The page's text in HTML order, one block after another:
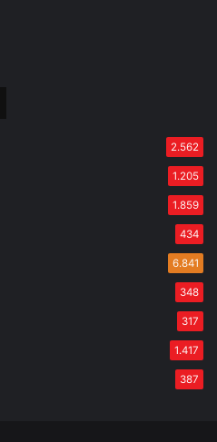
2.562
1.205
1.859
434
6.841
348
317
1.417
387